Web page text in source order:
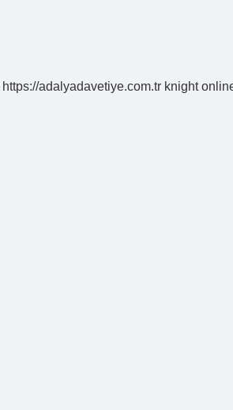
https://adalyadavetiye.com.tr knight